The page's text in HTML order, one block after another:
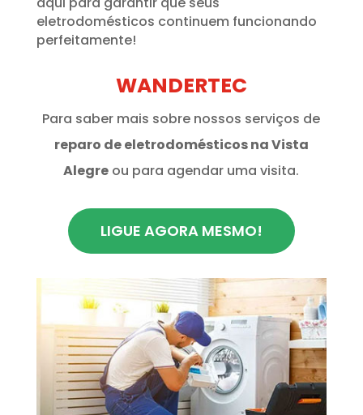
eletrodomésticos continuem funcionando
perfeitamente!
WANDERTEC
Para saber mais sobre nossos serviços de
reparo de eletrodomésticos na Vista
Alegre ou para agendar uma visita.
LIGUE AGORA MESMO!